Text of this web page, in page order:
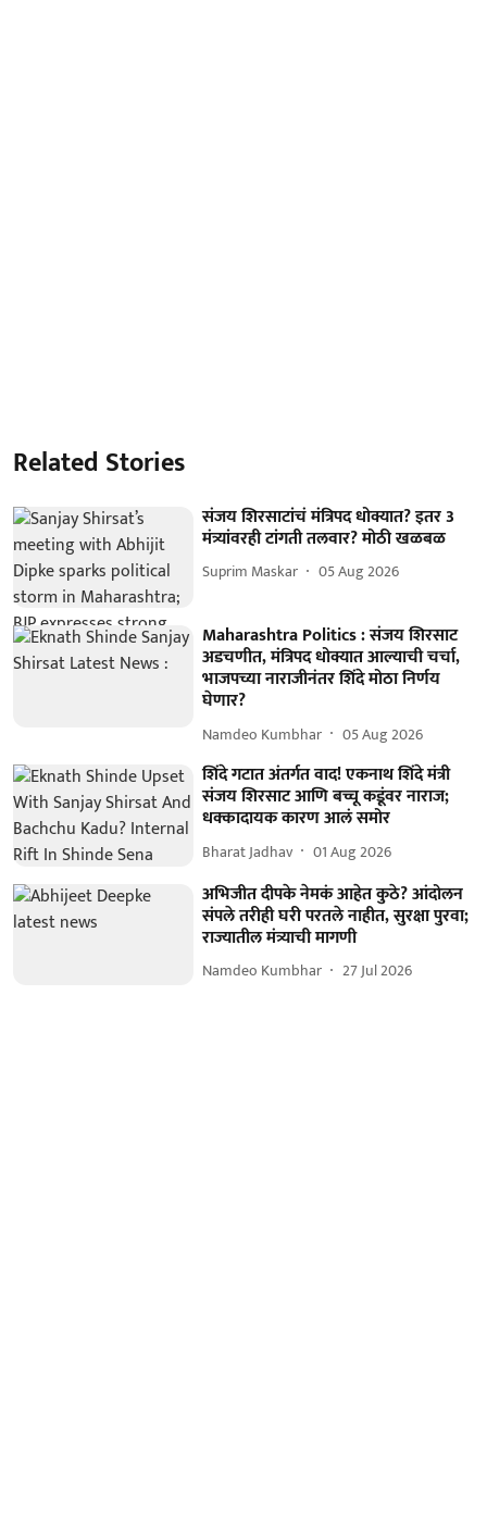
Related Stories
संजय शिरसाटांचं मंत्रिपद धोक्यात? इतर 3
मंत्र्यांवरही टांगती तलवार? मोठी खळबळ
Suprim Maskar 05 Aug 2026
Maharashtra Politics : संजय शिरसाट
अडचणीत, मंत्रिपद धोक्यात आल्याची चर्चा,
भाजपच्या नाराजीनंतर शिंदे मोठा निर्णय
घेणार?
Namdeo Kumbhar 05 Aug 2026
शिंदे गटात अंतर्गत वाद! एकनाथ शिंदे मंत्री
संजय शिरसाट आणि बच्चू कडूंवर नाराज;
धक्कादायक कारण आलं समोर
Bharat Jadhav 01 Aug 2026
अभिजीत दीपके नेमकं आहेत कुठे? आंदोलन
संपले तरीही घरी परतले नाहीत, सुरक्षा पुरवा;
राज्यातील मंत्र्याची मागणी
Namdeo Kumbhar 27 Jul 2026